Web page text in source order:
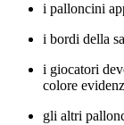
i palloncini
i bordi della
i giocatori
colore
gli altri